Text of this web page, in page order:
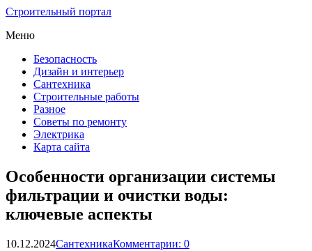
Строительный портал
Меню
Безопасность
Дизайн и интерьер
Сантехника
Строительные работы
Разное
Советы по ремонту
Электрика
Карта сайта
Особенности организации системы
фильтрации и очистки воды:
ключевые аспекты
10.12.2024СантехникаКомментарии: 0